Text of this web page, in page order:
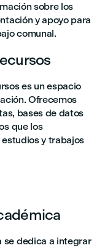
sobre los
y apoyo para
comunal.
es un espacio
Ofrecemos
bases de datos
que los
y trabajos
se dedica a integrar